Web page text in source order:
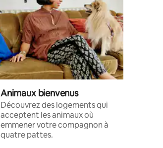
Animaux bienvenus
Découvrez des logements qui
acceptent les animaux où
emmener votre compagnon à
quatre pattes.